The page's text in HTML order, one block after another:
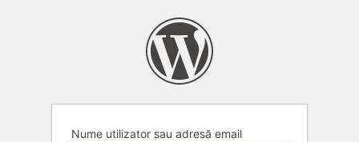
Nume utilizator sau adresă email